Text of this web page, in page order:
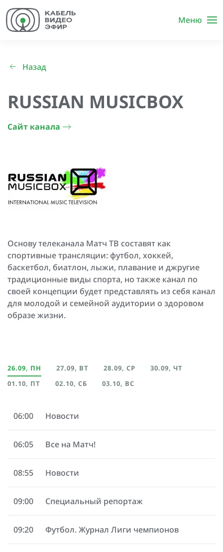
Меню
Назад
RUSSIAN MUSICBOX
Сайт канала
Основу телеканала Матч ТВ составят как
спортивные трансляции: футбол, хоккей,
баскетбол, биатлон, лыжи, плавание и джругие
традиционные виды спорта, но также канал по
своей концепции будет представлять из себя канал
для молодой и семейной аудитории о здоровом
образе жизни.
26.09, ПН 27.09, ВТ 28.09, СР
30.09, ЧТ
01.10, ПТ
02.10, СБ 03.10, ВС
06:00 Новости
06:05 Все на Матч!
08:55 Новости
09:00 Специальный репортаж
09:20 Футбол. Журнал Лиги чемпионов